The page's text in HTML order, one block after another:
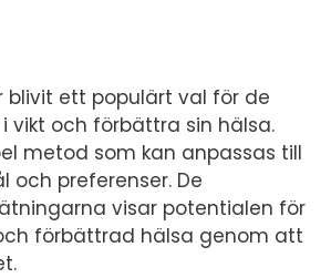
blivit ett populärt val för de
vikt och förbättra sin hälsa.
metod som kan anpassas till
och preferenser. De
visar potentialen för
förbättrad hälsa genom att